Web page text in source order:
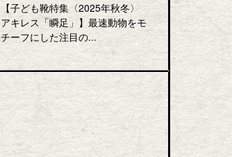
【子ども靴特集〈2025年秋冬〉
アキレス「瞬足」】最速動物をモ
チーフにした注目の...